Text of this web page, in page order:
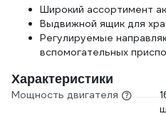
Широкий ассортимент
Выдвижной ящик для
Регулируемые
вспомогательных
Характеристики
Мощность двигателя